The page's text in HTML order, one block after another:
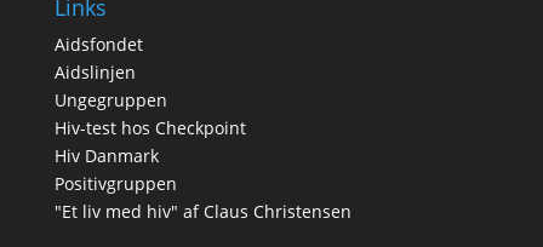
Links
Aidsfondet
Aidslinjen
Ungegruppen
Hiv-test hos Checkpoint
Hiv Danmark
Positivgruppen
"Et liv med hiv" af Claus Christensen